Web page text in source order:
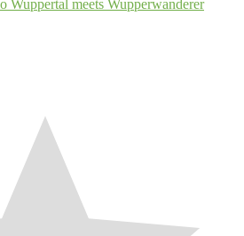
Wuppertal meets Wupperwanderer